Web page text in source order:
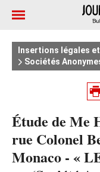
Insertions légales
Sociétés
Étude de Me
rue Colonel
Monaco - «